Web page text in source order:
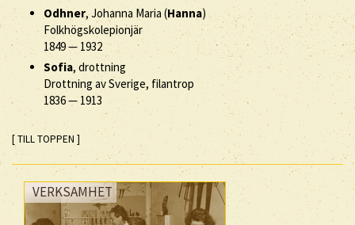
Odhner, Johanna Maria (Hanna)
Folkhögskolepionjär
1849— 1932
Sofia, drottning
Drottning av Sverige, filantrop
1836—1913
[ TILL TOPPEN ]
VERKSAMHET